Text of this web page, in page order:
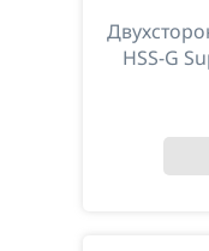
HSS-G